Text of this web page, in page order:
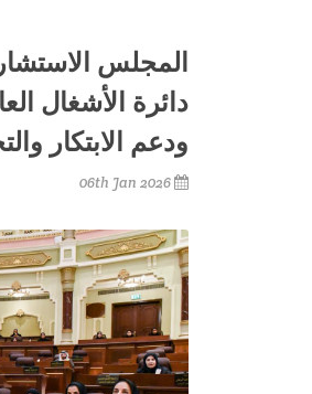
المجلس
دائرة الأشغال
ودعم الابتكار
06th Jan 2026